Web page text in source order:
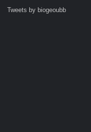
Tweets by biogeoubb